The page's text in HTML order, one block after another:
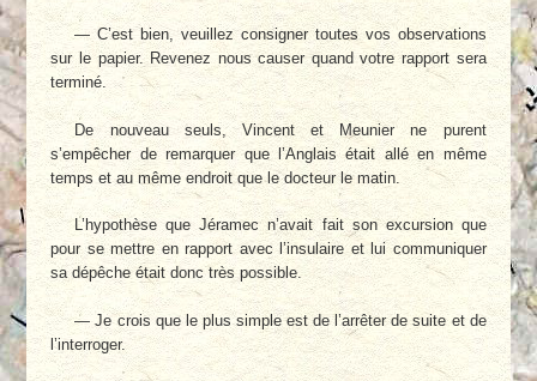
— C’est bien, veuillez consigner toutes vos observations
sur le papier. Revenez nous causer quand votre rapport sera
terminé.
De nouveau seuls, Vincent et Meunier ne purent
s’empêcher de remarquer que l’Anglais était allé en même
temps et au même endroit que le docteur le matin.
L’hypothèse que Jéramec n’avait fait son excursion que
pour se mettre en rapport avec l’insulaire et lui communiquer
sa dépêche était donc très possible.
— Je crois que le plus simple est de l’arrêter de suite et de
l’interroger.